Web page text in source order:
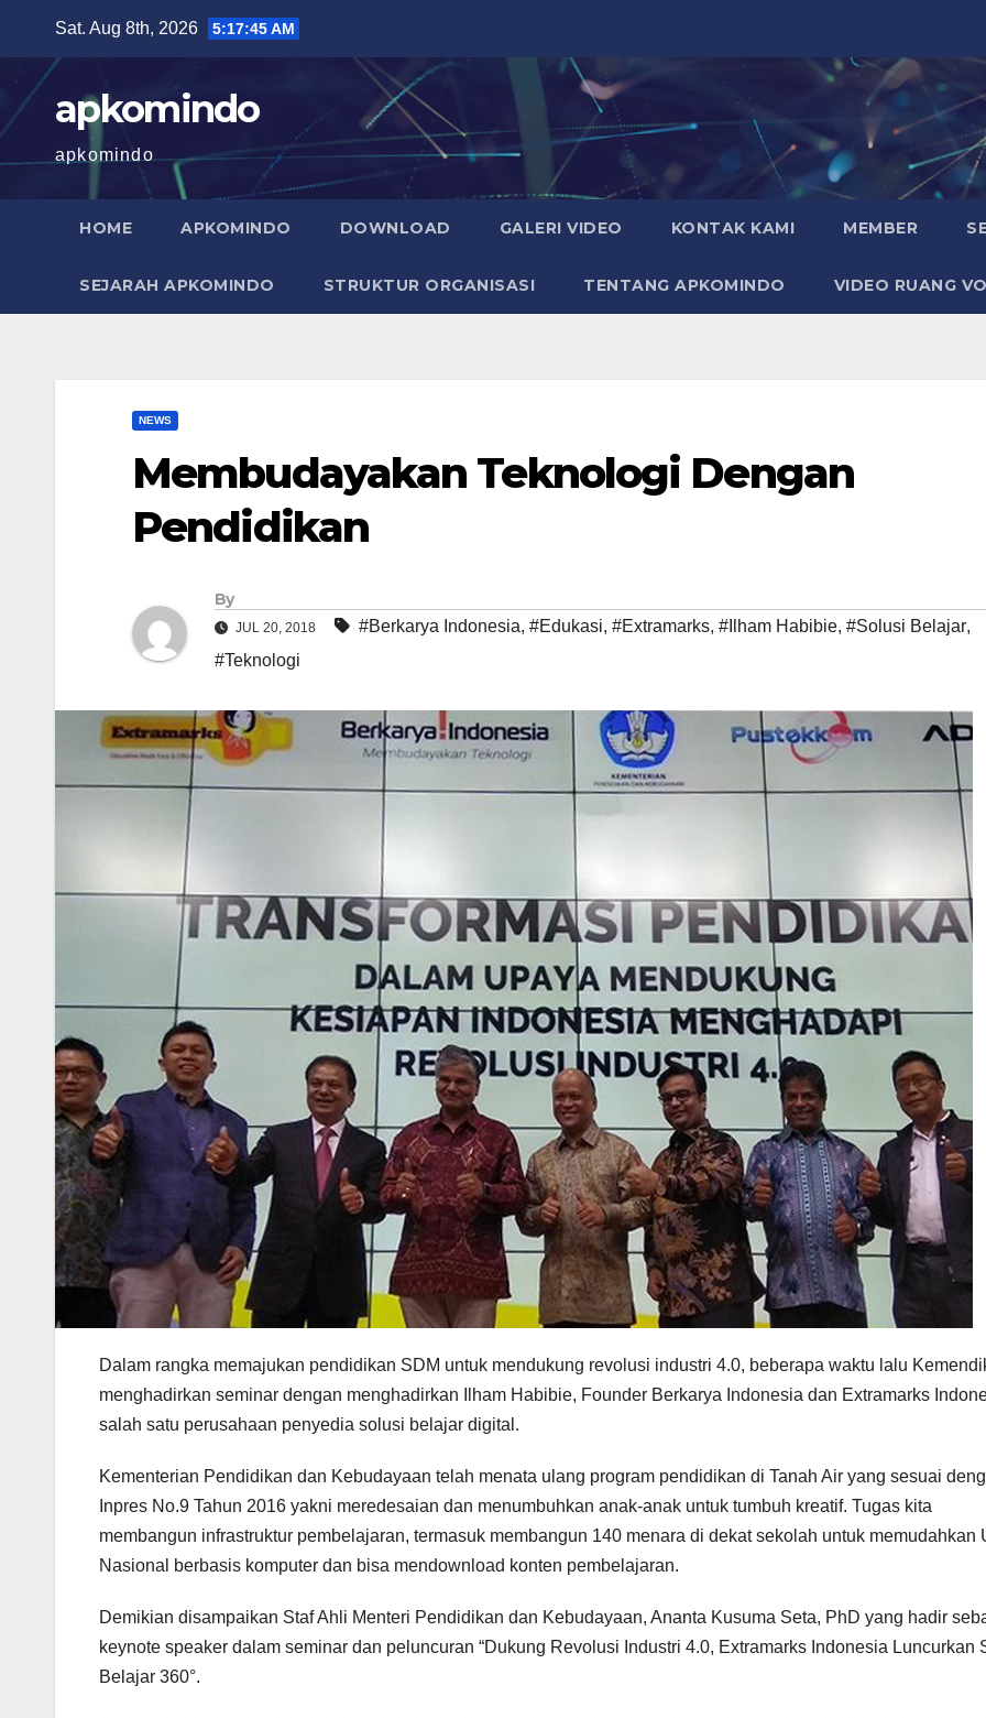
content
Sat. Aug 8th, 2026 5:17:47 AM
apkomindo
apkomindo
HOME APKOMINDO DOWNLOAD GALERI VIDEO KONTAK KAMI MEMBER
SEJARAH APKOMINDO STRUKTUR ORGANISASI TENTANG APKOMINDO VIDEO RUANG
NEWS
Membudayakan Teknologi Dengan
Pendidikan
By
JUL 20, 2018 #Berkarya Indonesia, #Edukasi, #Extramarks, #Ilham Habibie, #Solusi Belajar,
#Teknologi
Dalam rangka memajukan pendidikan SDM untuk mendukung revolusi industri 4.0, beberapa waktu lalu
menghadirkan seminar dengan menghadirkan Ilham Habibie, Founder Berkarya Indonesia dan Extramarks
salah satu perusahaan penyedia solusi belajar digital.
Kementerian Pendidikan dan Kebudayaan telah menata ulang program pendidikan di Tanah Air yang sesuai
Inpres No.9 Tahun 2016 yakni meredesaian dan menumbuhkan anak-anak untuk tumbuh kreatif. Tugas kita
membangun infrastruktur pembelajaran, termasuk membangun 140 menara di dekat sekolah untuk memudahkan
Nasional berbasis komputer dan bisa mendownload konten pembelajaran.
Demikian disampaikan Staf Ahli Menteri Pendidikan dan Kebudayaan, Ananta Kusuma Seta, PhD yang hadir
keynote speaker dalam seminar dan peluncuran “Dukung Revolusi Industri 4.0, Extramarks Indonesia Luncurkan
Belajar 360°.